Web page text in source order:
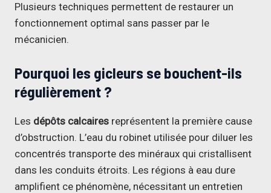
Plusieurs techniques permettent de restaurer un
fonctionnement optimal sans passer par le
mécanicien.
Pourquoi les gicleurs se bouchent-ils
régulièrement ?
Les dépôts calcaires représentent la première cause
d’obstruction. L’eau du robinet utilisée pour diluer les
concentrés transporte des minéraux qui cristallisent
dans les conduits étroits. Les régions à eau dure
amplifient ce phénomène, nécessitant un entretien